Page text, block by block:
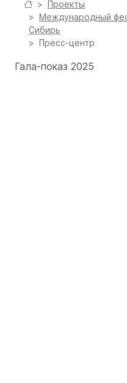
Проекты
Международный
Сибирь
Пресс-центр
Гала-показ 2025